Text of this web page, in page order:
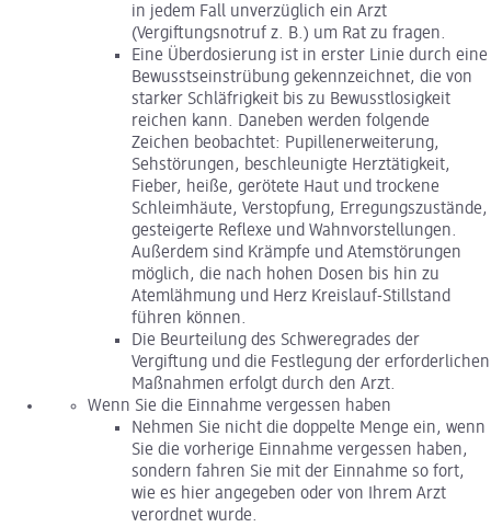
in jedem Fall unverzüglich ein Arzt
(Vergiftungsnotruf z. B.) um Rat zu fragen.
Eine Überdosierung ist in erster Linie durch eine
Bewusstseinstrübung gekennzeichnet, die von
starker Schläfrigkeit bis zu Bewusstlosigkeit
reichen kann. Daneben werden folgende
Zeichen beobachtet: Pupillenerweiterung,
Sehstörungen, beschleunigte Herztätigkeit,
Fieber, heiße, gerötete Haut und trockene
Schleimhäute, Verstopfung, Erregungszustände,
gesteigerte Reflexe und Wahnvorstellungen.
Außerdem sind Krämpfe und Atemstörungen
möglich, die nach hohen Dosen bis hin zu
Atemlähmung und Herz Kreislauf-Stillstand
führen können.
Die Beurteilung des Schweregrades der
Vergiftung und die Festlegung der erforderlichen
Maßnahmen erfolgt durch den Arzt.
Wenn Sie die Einnahme vergessen haben
Nehmen Sie nicht die doppelte Menge ein, wenn
Sie die vorherige Einnahme vergessen haben,
sondern fahren Sie mit der Einnahme so fort,
wie es hier angegeben oder von Ihrem Arzt
verordnet wurde.